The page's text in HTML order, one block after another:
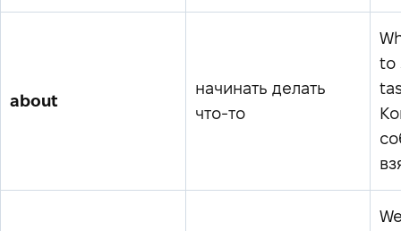
about
начинать делать
что-то
to